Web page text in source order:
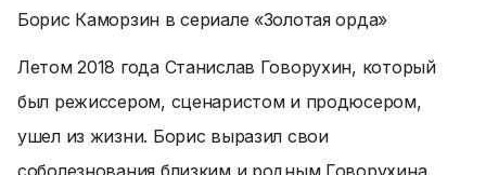
Борис Каморзин в сериале «Золотая орда»
Летом 2018 года Станислав Говорухин, который
был режиссером, сценаристом и продюсером,
ушел из жизни. Борис выразил свои
соболезнования близким и родным Говорухина.